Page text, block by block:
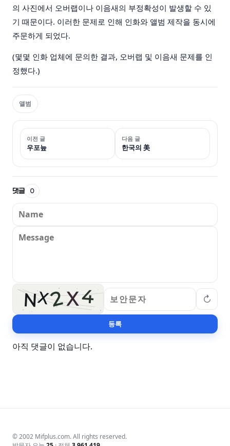
의 사진에서 오버랩이나 이음새의 부정확성이 발생할 수 있
기 때문이다. 이러한 문제로 인해 인화와 앨범 제작을 동시에
주문하게 되었다.
(몇몇 인화 업체에 문의한 결과, 오버랩 및 이음새 문제를 인
정했다.)
앨범
이전 글
우포늪
다음 글
한국의 美
댓글 0
NX2X4 ↻
등록
아직 댓글이 없습니다.
© 2002 Mifplus.com. All rights reserved.